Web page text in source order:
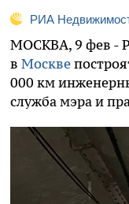
РИА
МОСКВА, 9 фев -
в Москве
000 км
служба мэра и